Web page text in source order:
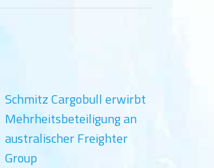
Schmitz Cargobull erwirbt
Mehrheitsbeteiligung an
australischer Freighter
Group